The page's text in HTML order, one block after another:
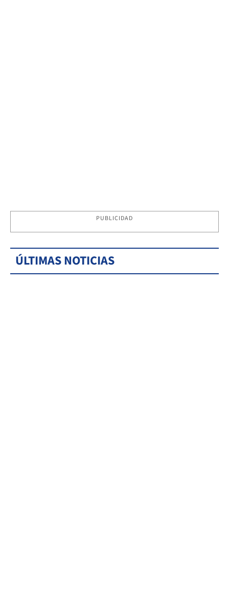
PUBLICIDAD
ÚLTIMAS NOTICIAS